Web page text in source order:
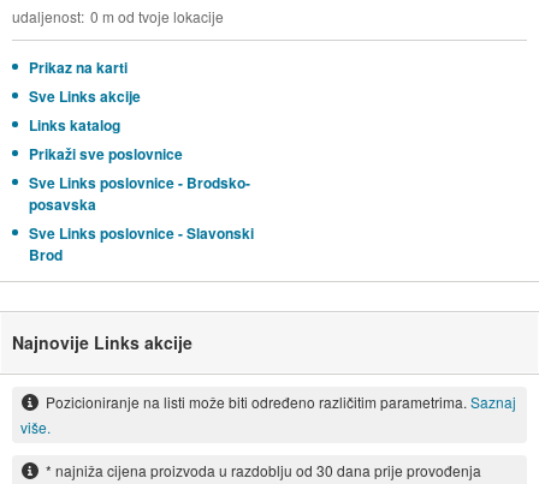
udaljenost 0 m od tvoje lokacije
Prikaz na karti
Sve Links akcije
Links katalog
Prikaži sve poslovnice
Sve Links poslovnice - Brodsko-
posavska
Sve Links poslovnice - Slavonski
Brod
Najnovije Links akcije
Pozicioniranje na listi može biti određeno različitim parametrima. Saznaj
više.
* najniža cijena proizvoda u razdoblju od 30 dana prije provođenja